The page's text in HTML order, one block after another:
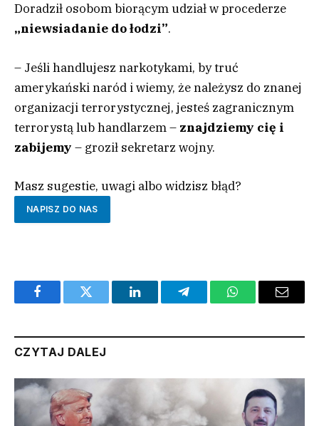
Doradził osobom biorącym udział w procederze
„niewsiadanie do łodzi”.
– Jeśli handlujesz narkotykami, by truć
amerykański naród i wiemy, że należysz do znanej
organizacji terrorystycznej, jesteś zagranicznym
terrorystą lub handlarzem – znajdziemy cię i
zabijemy – groził sekretarz wojny.
Masz sugestie, uwagi albo widzisz błąd?
NAPISZ DO NAS
FacebookTwitter LinkedInTelegramWhatsAppEmail
CZYTAJ DALEJ